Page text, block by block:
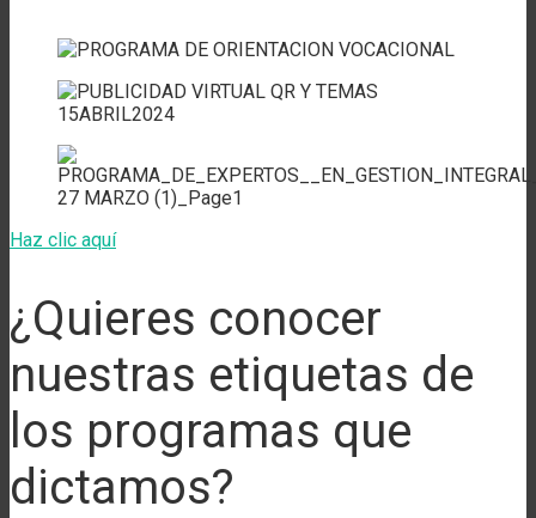
Haz clic aquí
¿Quieres conocer
nuestras etiquetas de
los programas que
dictamos?